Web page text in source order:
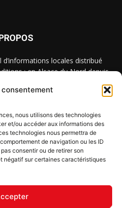
consentement
nous utilisons des technologies
et/ou accéder aux informations des
technologies nous permettra de
de navigation ou les ID
consentir ou de retirer son
négatif sur certaines caractéristiques
locales distribué
: en Alsace du Nord depuis
Molsheim-Erstein depuis
et Plaine depuis 2023.
NOUS
à la newsletter